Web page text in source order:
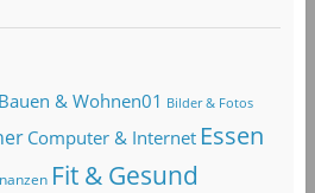
Bauen & Wohnen01 Bilder & Fotos
Computer & Internet Essen
Fit & Gesund